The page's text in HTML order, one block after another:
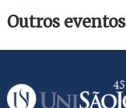
Outros eventos